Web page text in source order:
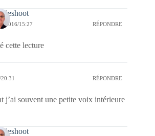
2016/15:27 RÉPONDRE
cette lecture
RÉPONDRE
j’ai souvent une petite voix intérieure